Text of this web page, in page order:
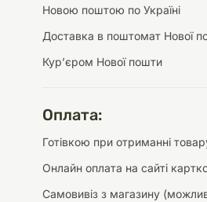
Переноски
догляду
Засоби для догляду
Аксесуари
Новою поштою по Україні
Доставка в поштомат Нової
Курʼєром Нової пошти
Оплата:
Готівкою при отриманні
Онлайн оплата на сайті
Самовивіз з магазину